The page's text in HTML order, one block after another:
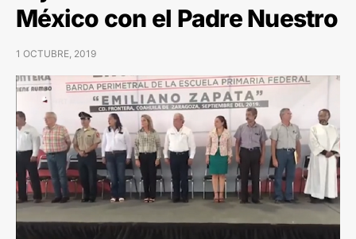
México con el Padre Nuestro
1 OCTUBRE, 2019